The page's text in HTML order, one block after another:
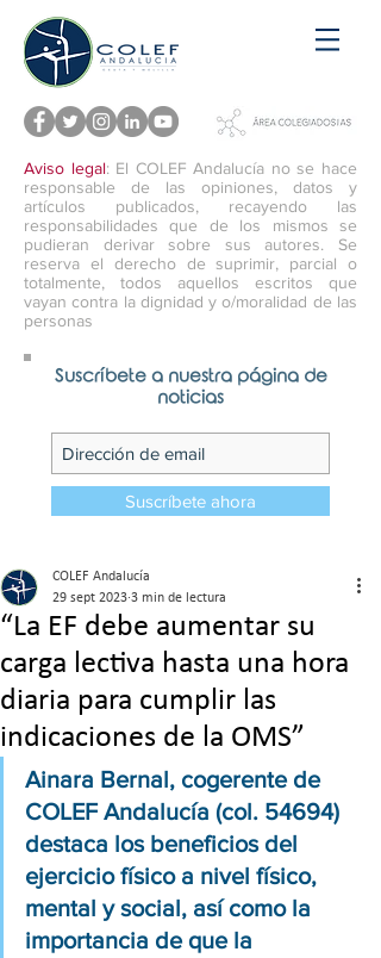
Aviso legal: El COLEF Andalucía no se hace
responsable de las opiniones, datos y
artículos publicados, recayendo las
responsabilidades que de los mismos se
pudieran derivar sobre sus autores. Se
reserva el derecho de suprimir, parcial o
totalmente, todos aquellos escritos que
vayan contra la dignidad y o/moralidad de las
personas
Suscríbete a nuestra página de
noticias
Suscríbete ahora
“La EF debe aumentar su
carga lectiva hasta una hora
diaria para cumplir las
indicaciones de la OMS”
COLEF Andalucía
29 sept 2023 3 min de lectura
Ainara Bernal, cogerente de
COLEF Andalucía (col. 54694)
destaca los beneficios del
ejercicio físico a nivel físico,
mental y social, así como la
importancia de que la